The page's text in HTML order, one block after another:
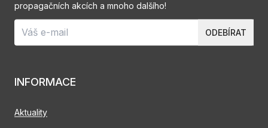
INFORMACE
Aktuality
propagačních akcích a mnoho dalšího!
ODEBÍRAT